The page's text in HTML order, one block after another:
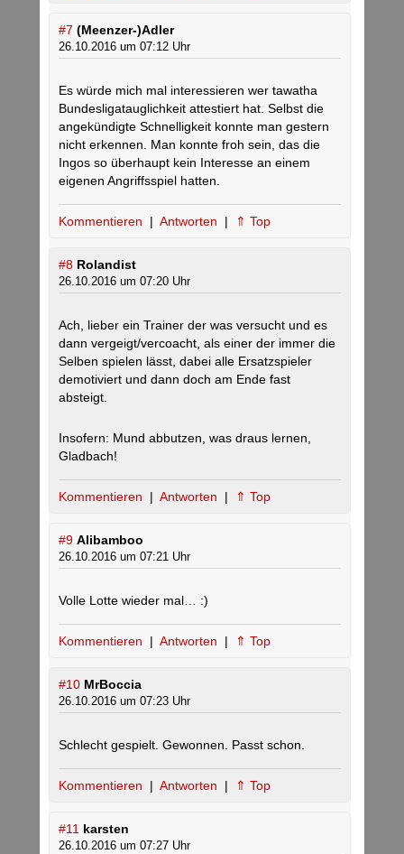
#7 (Meenzer-)Adler
26.10.2016 um 07:12 Uhr
Es würde mich mal interessieren wer tawatha
Bundesligatauglichkeit attestiert hat. Selbst die
angekündigte Schnelligkeit konnte man gestern
nicht erkennen. Man konnte froh sein, das die
Ingos so überhaupt kein Interesse an einem
eigenen Angriffsspiel hatten.
Kommentieren | Antworten | ⇑ Top
#8 Rolandist
26.10.2016 um 07:20 Uhr
Ach, lieber ein Trainer der was versucht und es
dann vergeigt/vercoacht, als einer der immer die
Selben spielen lässt, dabei alle Ersatzspieler
demotiviert und dann doch am Ende fast
absteigt.
Insofern: Mund abbutzen, was draus lernen,
Gladbach!
Kommentieren | Antworten | ⇑ Top
#9 Alibamboo
26.10.2016 um 07:21 Uhr
Volle Lotte wieder mal… :)
Kommentieren | Antworten | ⇑ Top
#10 MrBoccia
26.10.2016 um 07:23 Uhr
Schlecht gespielt. Gewonnen. Passt schon.
Kommentieren | Antworten | ⇑ Top
#11 karsten
26.10.2016 um 07:27 Uhr